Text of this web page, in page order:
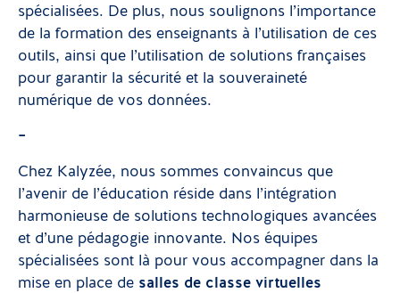
spécialisées. De plus, nous soulignons l’importance
de la formation des enseignants à l’utilisation de ces
outils, ainsi que l’utilisation de solutions françaises
pour garantir la sécurité et la souveraineté
numérique de vos données.
–
Chez Kalyzée, nous sommes convaincus que
l’avenir de l’éducation réside dans l’intégration
harmonieuse de solutions technologiques avancées
et d’une pédagogie innovante. Nos équipes
spécialisées sont là pour vous accompagner dans la
mise en place de salles de classe virtuelles